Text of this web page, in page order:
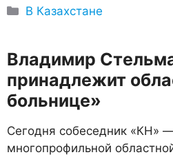
Рубрики
В Казахстане
Владимир
принадлежит
больнице»
Сегодня собеседник «КН»
многопрофильной